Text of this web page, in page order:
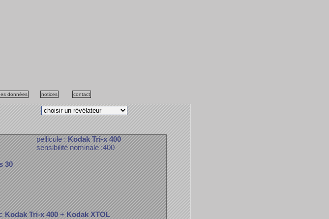
données notices contact
30
pellicule :Kodak Tri-x 400
sensibilité nominale :400
Kodak Tri-x 400+Kodak XTOL